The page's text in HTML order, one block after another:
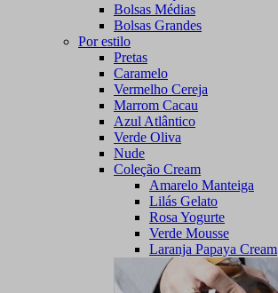
Bolsas Médias
Bolsas Grandes
Por estilo
Pretas
Caramelo
Vermelho Cereja
Marrom Cacau
Azul Atlântico
Verde Oliva
Nude
Coleção Cream
Amarelo Manteiga
Lilás Gelato
Rosa Yogurte
Verde Mousse
Laranja Papaya Cream